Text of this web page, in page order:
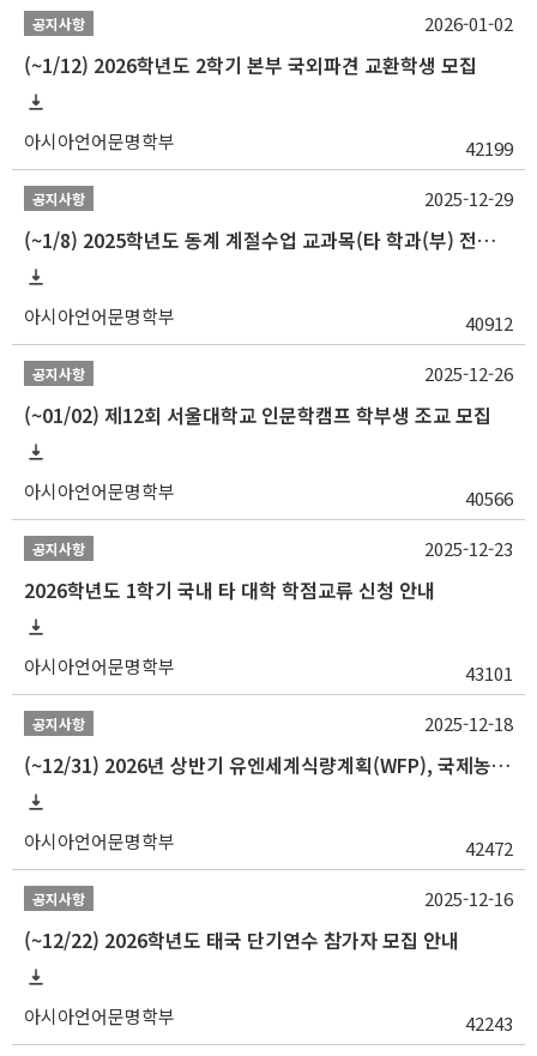
공지사항
(~1/12) 2026학년도 2학기 본부 국외파견 교환학생 모집
아시아언어문명학부 42199
2026-01-02
공지사항
(~1/8) 2025학년도 동계 계절수업 교과목(타 학과(부) 전공 및 교양) 성적평가방법 선택제 신청 안내
아시아언어문명학부 40912
2025-12-29
공지사항
(~01/02) 제12회 서울대학교 인문학캠프 학부생 조교 모집
아시아언어문명학부 40566
2025-12-26
공지사항
2026학년도 1학기 국내 타 대학 학점교류 신청 안내
아시아언어문명학부 43101
2025-12-23
공지사항
(~12/31) 2026년 상반기 유엔세계식량계획(WFP), 국제농업개발기금(IFAD) 및 유엔아동기금(UNICEF) 인턴십 프로그램 참가자 모집
아시아언어문명학부 42472
2025-12-18
공지사항
(~12/22) 2026학년도 태국 단기연수 참가자 모집 안내
아시아언어문명학부 42243
2025-12-16